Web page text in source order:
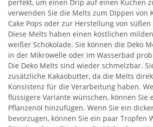
perfekt, um einen Drip auf einen Kuchen
verwenden Sie die Melts zum Dippen von
Cake Pops oder zur Herstellung von
Diese Melts haben einen köstlichen
weißer Schokolade. Sie können die Deko
in der Mikrowelle oder im Wasserbad
Die Deko Melts sind wieder schmelzbar.
zusätzliche Kakaobutter, da die Melts
Konsistenz für die Verarbeitung haben.
flüssigere Variante wünschen, können Sie
Pflanzenöl hinzufügen. Wenn Sie ein
bevorzugen, können Sie ein paar Tropfen